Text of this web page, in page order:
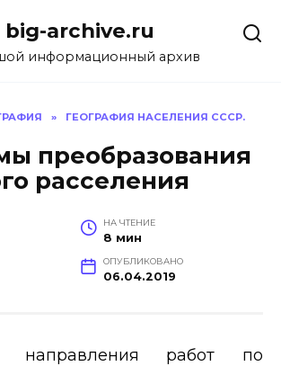
big-archive.ru
информационный архив
» ГЕОГРАФИЯ НАСЕЛЕНИЯ СССР.
преобразования
расселения
НА ЧТЕНИЕ
8 мин
ОПУБЛИКОВАНО
06.04.2019
работ по